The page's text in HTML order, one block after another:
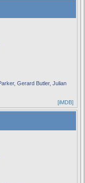
Gerard Butler, Julian
[iMDB]